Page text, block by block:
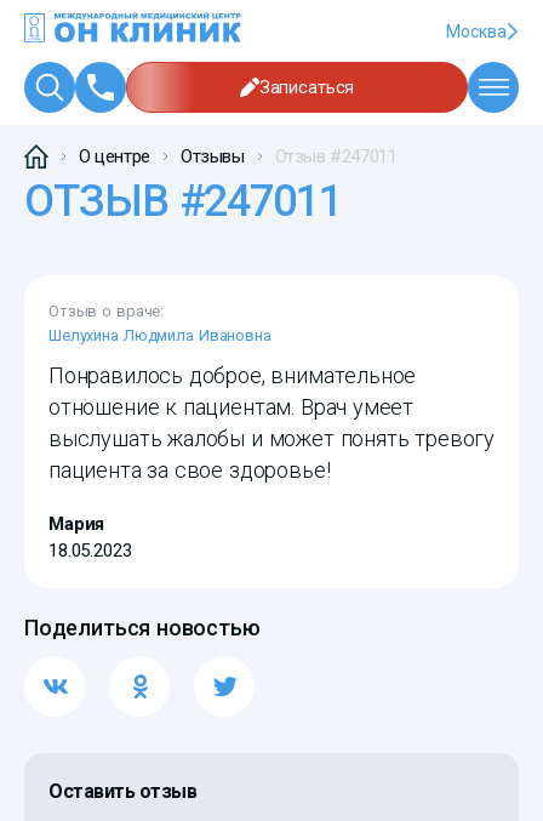
Москва
Записаться
О центре Отзывы Отзыв #247011
ОТЗЫВ #247011
Отзыв о враче:
Шелухина Людмила Ивановна
Понравилось доброе, внимательное
отношение к пациентам. Врач умеет
выслушать жалобы и может понять тревогу
пациента за свое здоровье!
Мария
18.05.2023
Поделиться новостью
Оставить отзыв